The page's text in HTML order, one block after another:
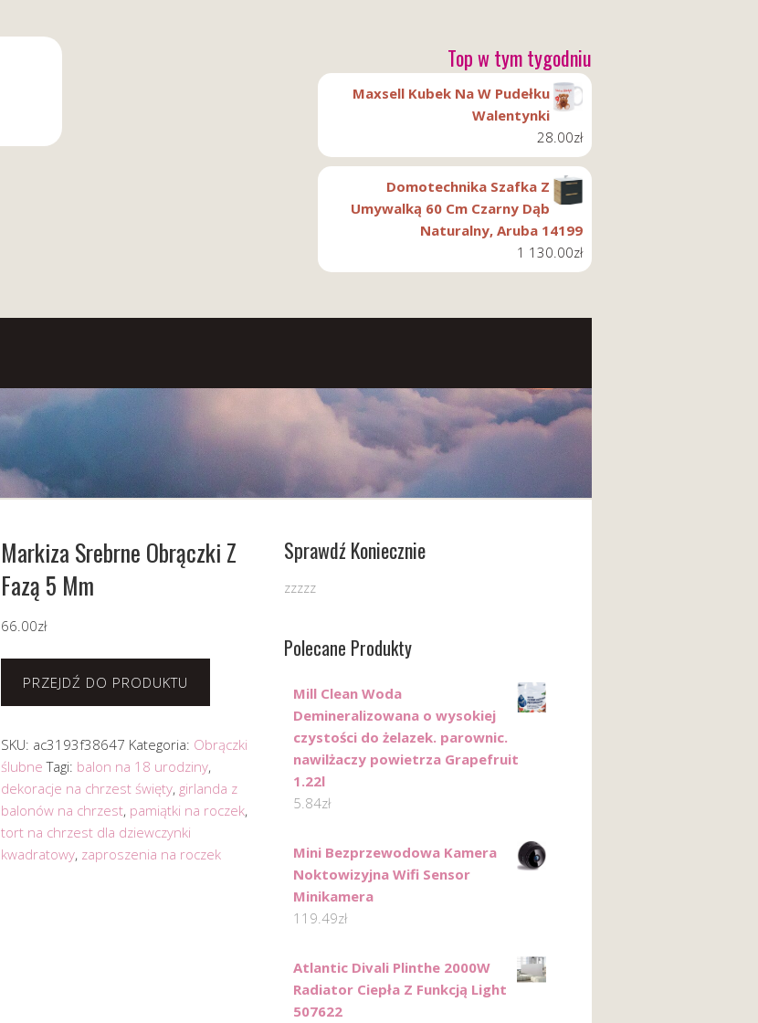
Top w tym tygodniu
Maxsell Kubek Na W Pudełku
Walentynki
28.00zł
Domotechnika Szafka Z
Umywalką 60 Cm Czarny Dąb
Naturalny, Aruba 14199
1 130.00zł
Markiza Srebrne Obrączki Z
Fazą 5 Mm
66.00zł
PRZEJDŹ DO PRODUKTU
SKU: ac3193f38647 Kategoria: Obrączki
ślubne Tagi: balon na 18 urodziny,
dekoracje na chrzest święty, girlanda z
balonów na chrzest, pamiątki na roczek,
tort na chrzest dla dziewczynki
kwadratowy, zaproszenia na roczek
Sprawdź Koniecznie
zzzzz
Polecane Produkty
Mill Clean Woda
Demineralizowana o wysokiej
czystości do żelazek. parownic.
nawilżaczy powietrza Grapefruit
1.22l
5.84zł
Mini Bezprzewodowa Kamera
Noktowizyjna Wifi Sensor
Minikamera
119.49zł
Atlantic Divali Plinthe 2000W
Radiator Ciepła Z Funkcją Light
507622